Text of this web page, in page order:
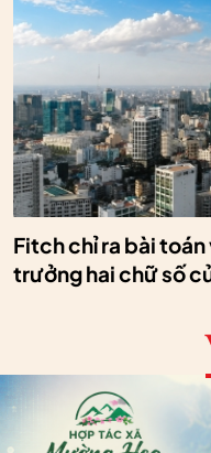
Fitch chỉ ra bài
trưởng hai chữ số